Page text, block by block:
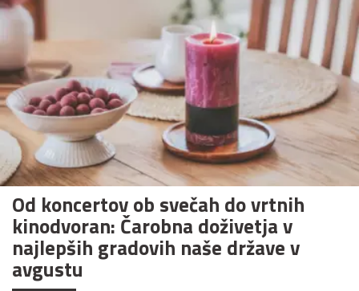
Od koncertov ob svečah do vrtnih
kinodvoran: Čarobna doživetja v
najlepših gradovih naše države v
avgustu